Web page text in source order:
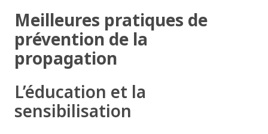
Meilleures pratiques de
prévention de la
propagation
L’éducation et la
sensibilisation